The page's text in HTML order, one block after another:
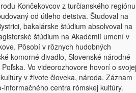
Končekovcov z turčianského
od útleho detstva. Študoval na
bakalárske štúdium absolvoval na
štúdium na Akadémií umení v
Pôsobí v rôznych hudobných
komorné divadlo, Slovenské národné
Vo videorozhovore hovorí o svojej
v živote človeka, národa. Záznam
centra rómskej kultúry.